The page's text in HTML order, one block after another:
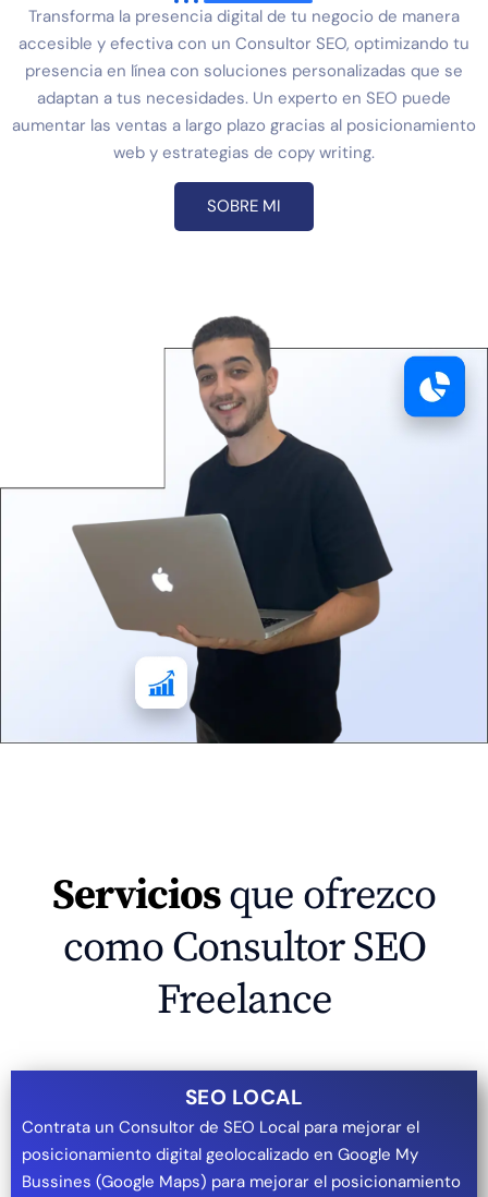
Transforma la presencia digital de tu negocio de manera
accesible y efectiva con un Consultor SEO, optimizando tu
presencia en línea con soluciones personalizadas que se
adaptan a tus necesidades. Un experto en SEO puede
aumentar las ventas a largo plazo gracias al posicionamiento
web y estrategias de copy writing.
SOBRE MI
Serviciosque ofrezco
como Consultor SEO
Freelance
SEO LOCAL
Contrata un Consultor de SEO Local para mejorar el
posicionamiento digital geolocalizado en Google My
Bussines (Google Maps) para mejorar el posicionamiento